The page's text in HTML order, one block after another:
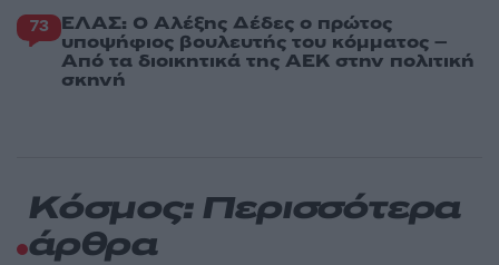
73 ΕΛΑΣ: Ο Αλέξης Δέδες ο πρώτος
υποψήφιος βουλευτής του κόμματος –
Από τα διοικητικά της ΑΕΚ στην πολιτική
σκηνή
Κόσμος: Περισσότερα
άρθρα